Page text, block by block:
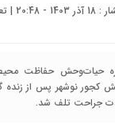
حیات‌وحش حفاظت
نوشهر پس از زنده
جراحت تلف شد.